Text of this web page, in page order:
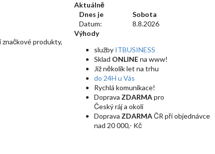
produkty,
Aktuálně
Dnes je
Sobota
Datum:
8.8.2026
Výhody
služby ITBUSINESS
Sklad ONLINEna www!
Již několik let na trhu
do 24H u Vás
Rychlá komunikace!
Doprava ZDARMApro
Český ráj a okolí
Doprava ZDARMAČR při objednávce
nad 20 000,- Kč